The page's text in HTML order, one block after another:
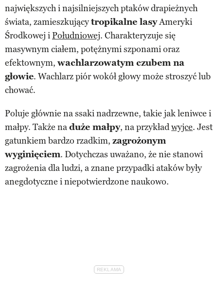
największych i najsilniejszych ptaków drapieżnych
świata, zamieszkującytropikalne lasyAmeryki
Środkowej iPołudniowej. Charakteryzuje się
masywnym ciałem, potężnymi szponami oraz
efektownym, wachlarzowatym czubem na
głowie. Wachlarz piór wokół głowy może stroszyć lub
chować.
Poluje głównie na ssaki nadrzewne, takie jak leniwce i
małpy. Także naduże małpy, na przykładwyjce. Jest
gatunkiem bardzo rzadkim, zagrożonym
wyginięciem. Dotychczas uważano, że nie stanowi
zagrożenia dla ludzi, a znane przypadki ataków były
anegdotyczne i niepotwierdzone naukowo.